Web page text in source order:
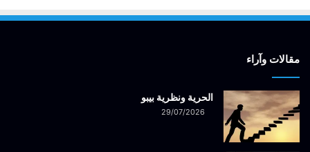
مقالات وآراء
الحرية ونظرية بيبو
29/07/2026